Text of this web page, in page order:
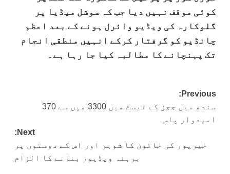
کوئی موقف نہیں دیا جب کہ سوشل میڈیا پر
گلوکارہ کی ویڈیو وائرل ہونے کے بعد اعظم
چانڈیو کو گرفتار کرکے انہیں منطقی انجام
تک پہنچانے کا مطالبہ کیا جا رہا ہے۔
Post
navigation
Previous:
سندھ میں ججز کے ٹیسٹ میں 3300 میں سے 370
امیدوار پاس
Next:
خیرپور کی خاتون کا شوہر اور اس کے دوستوں پر
برہنہ ویڈیوز بنانے کا الزام